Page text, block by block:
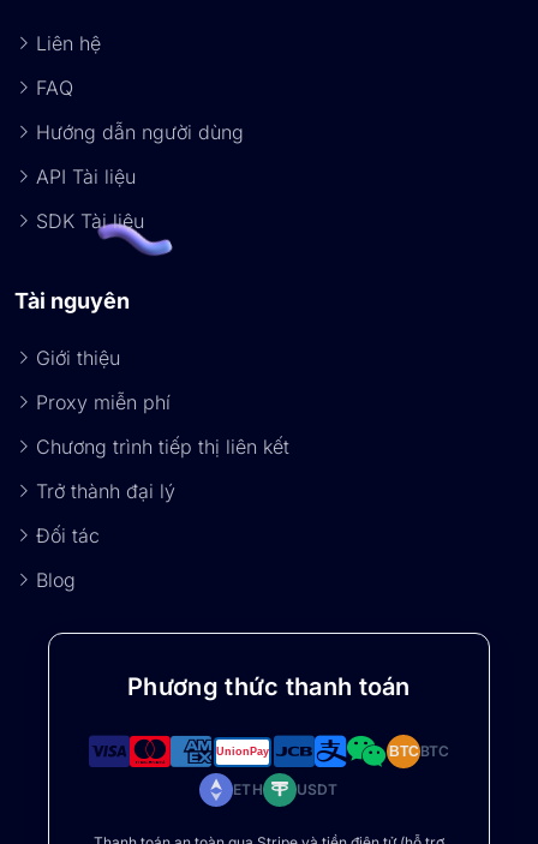
Liên hệ
FAQ
Hướng dẫn người dùng
API Tài liệu
SDK Tài liệu
Tài nguyên
Giới thiệu
Proxy miễn phí
Chương trình tiếp thị liên kết
Trở thành đại lý
Đối tác
Blog
Phương thức thanh toán
BTCBTC
ETH USDT